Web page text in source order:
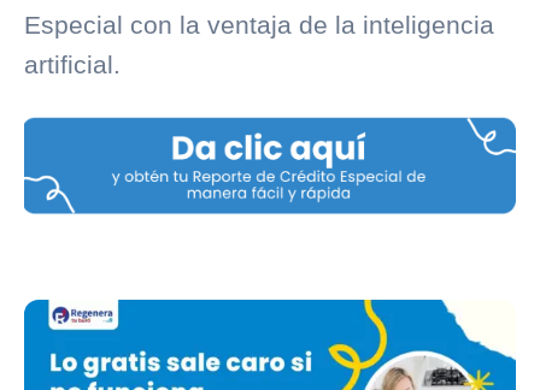
Especial con la ventaja de la inteligencia
artificial.